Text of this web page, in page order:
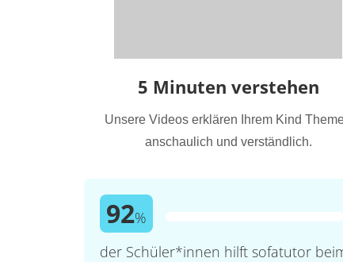
5 Minuten verstehen
Unsere Videos erklären Ihrem Kind
anschaulich und verständlich.
92%
der Schüler*innen hilft sofatutor